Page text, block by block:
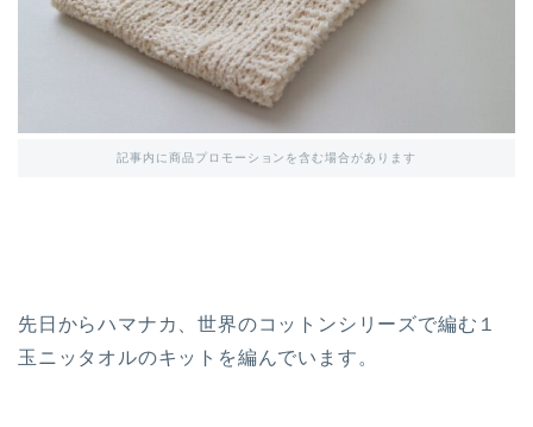
記事内に商品プロモーションを含む場合があります
先日からハマナカ、世界のコットンシリーズで編む１
玉ニッタオルのキットを編んでいます。